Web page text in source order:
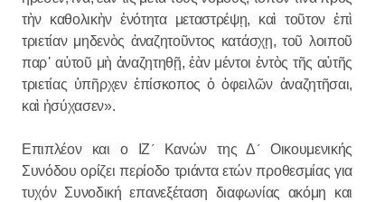
τὴν καθολικὴν ἑνότητα μεταστρέψῃ, καὶ τοῦτον ἐπὶ
τριετίαν μηδενὸς ἀναζητοῦντος κατάσχῃ, τοῦ λοιποῦ
παρ᾽ αὐτοῦ μὴ ἀναζητηθῇ, ἐὰν μέντοι ἐντὸς τῆς αὐτῆς
τριετίας ὑπῆρχεν ἐπίσκοπος ὁ ὀφειλῶν ἀναζητῆσαι,
καὶ ἡσύχασεν».
Επιπλέον και ο ΙΖ´ Κανών της Δ´ Οικουμενικής
Συνόδου ορίζει περίοδο τριάντα ετών προθεσμίας για
τυχόν Συνοδική επανεξέταση διαφωνίας ακόμη και